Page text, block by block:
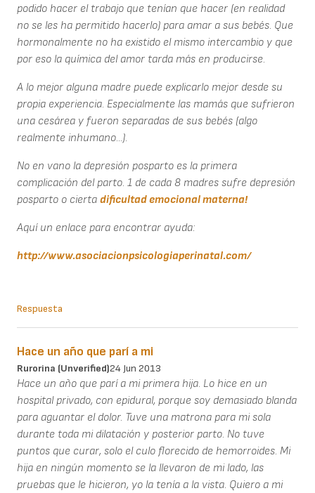
podido hacer el trabajo que tenían que hacer (en realidad
no se les ha permitido hacerlo) para amar a sus bebés. Que
hormonalmente no ha existido el mismo intercambio y que
por eso la química del amor tarda más en producirse.
A lo mejor alguna madre puede explicarlo mejor desde su
propia experiencia. Especialmente las mamás que sufrieron
una cesárea y fueron separadas de sus bebés (algo
realmente inhumano...).
No en vano la depresión posparto es la primera
complicación del parto. 1 de cada 8 madres sufre depresión
posparto o cierta dificultad emocional materna!
Aquí un enlace para encontrar ayuda:
http://www.asociacionpsicologiaperinatal.com/
Respuesta
Hace un año que parí a mi
Rurorina (unverified)24 Jun 2013
Hace un año que parí a mi primera hija. Lo hice en un
hospital privado, con epidural, porque soy demasiado blanda
para aguantar el dolor. Tuve una matrona para mi sola
durante toda mi dilatación y posterior parto. No tuve
puntos que curar, solo el culo florecido de hemorroides. Mi
hija en ningún momento se la llevaron de mi lado, las
pruebas que le hicieron, yo la tenía a la vista. Quiero a mi